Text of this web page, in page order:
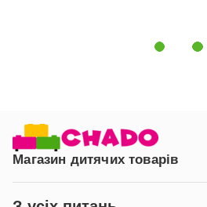
Магазин дитячих товарів